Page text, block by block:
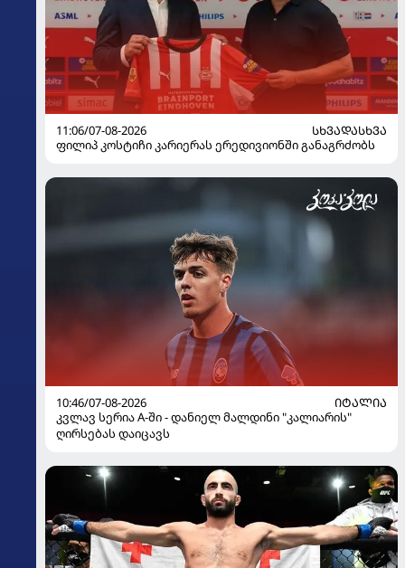
11:06/07-08-2026
ᲡᲮᲕᲐᲓᲐᲡᲮᲕᲐ
ფილიპ კოსტიჩი კარიერას ერედივიონში განაგრძობს
10:46/07-08-2026
ᲘᲢᲐᲚᲘᲐ
კვლავ სერია A-ში - დანიელ მალდინი "კალიარის"
ღირსებას დაიცავს